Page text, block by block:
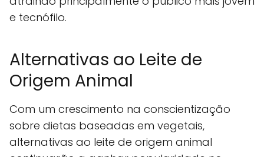
e tecnófilo.
Alternativas ao Leite de
Origem Animal
Com um crescimento na conscientização
sobre dietas baseadas em vegetais,
alternativas ao leite de origem animal